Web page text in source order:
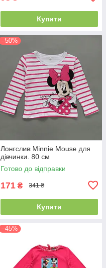
Купити
–50%
Лонгслив Minnie Mouse для
дівчинки. 80 см
Готово до відправки
171 ₴ 341 ₴
Купити
–45%